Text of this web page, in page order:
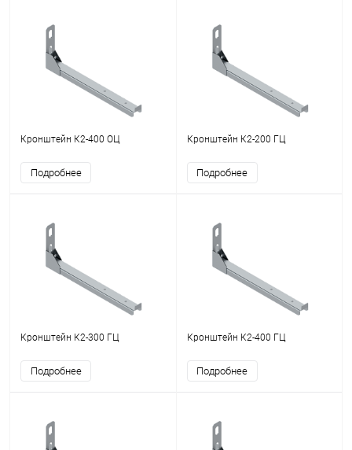
Кронштейн К2-400 ОЦ
Подробнее
Кронштейн К2-200 ГЦ
Подробнее
Кронштейн К2-300 ГЦ
Подробнее
Кронштейн К2-400 ГЦ
Подробнее